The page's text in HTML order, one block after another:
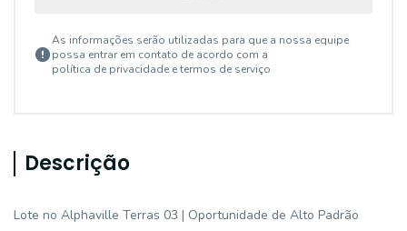
As informações serão utilizadas para que a nossa equipe
possa entrar em contato de acordo com a
política de privacidade e termos de serviço
Descrição
Lote no Alphaville Terras 03 | Oportunidade de Alto Padrão